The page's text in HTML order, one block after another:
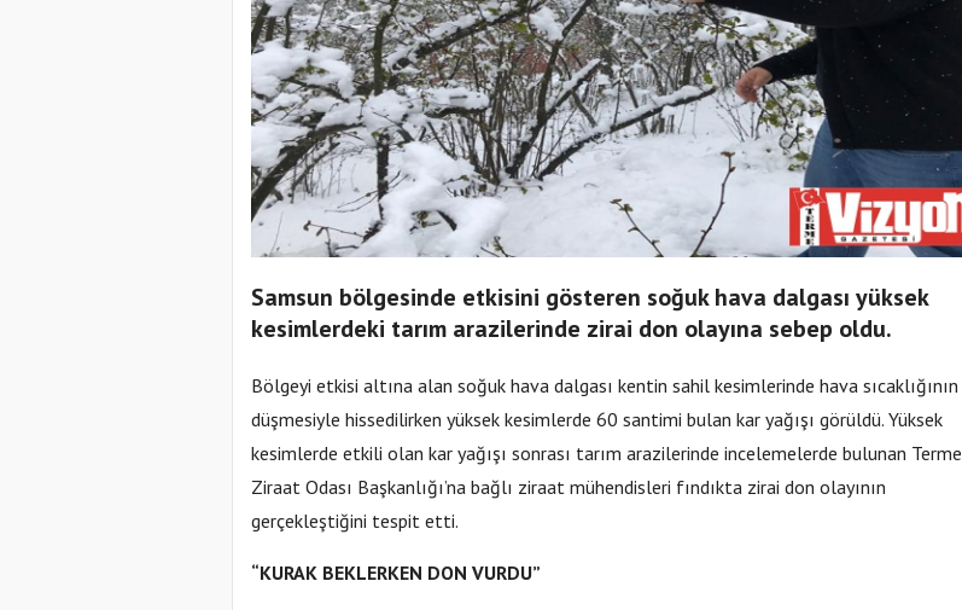
Samsun bölgesinde etkisini gösteren soğuk hava dalgası yüksek
kesimlerdeki tarım arazilerinde zirai don olayına sebep oldu.
Bölgeyi etkisi altına alan soğuk hava dalgası kentin sahil kesimlerinde hava sıcaklığının
düşmesiyle hissedilirken yüksek kesimlerde 60 santimi bulan kar yağışı görüldü. Yüksek
kesimlerde etkili olan kar yağışı sonrası tarım arazilerinde incelemelerde bulunan Terme
Ziraat Odası Başkanlığı’na bağlı ziraat mühendisleri fındıkta zirai don olayının
gerçekleştiğini tespit etti.
“KURAK BEKLERKEN DON VURDU”